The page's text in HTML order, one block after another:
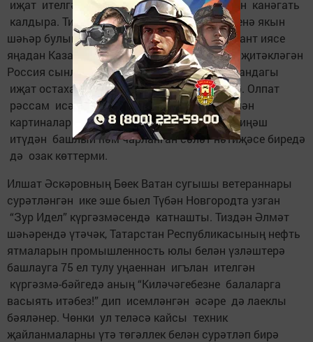
иҗат ителгән хезмәт студия җитәкчелеген канәгать
калдыра. Тик Мәскәүнең һич кенә дә күңеленә якын
шәһәр булып китә алмаячагын аңлаган талант иясе
яңадан Казанга кайтып, Фиринат Халиков җитәкләгән
Россия сынлы сәнгать академиясенең Казандагы
иҗат остаханәсендә өч ел стажировка үтә. Олпат
рәссам исә киндергә майлы буяулар белән
картиналар язу осталыгын арттырырга киңәш
итүдән башлый һәм чарланган сәләт нәтиҗәсе биредә
дә озак көттерми.
Илшат Әскәровның Бөек Ватан сугышы ветераннары
сурәтләнгән ике эше быел Түбән Новгородта узган
“Зур Идел” күргәзмәсендә катнашты. Тиздән Әлмәт
шәһәрендә үтәчәк, Татарстан Республикасының нефть
ятмаларын промышленность юлы белән үзләштерә
башлауга 75 ел тулу уңаеннан игълан ителгән
күргәзмә-бәйгедә аның “Киләчәгебезне балаларга
васыять итәбез!” дип исемләнгән әсәре дә лаеклы
бәяләнер. Чөнки ул теләсә кайсы техник
җайланмаларны үтә төгәллек белән сурәтләп бирә